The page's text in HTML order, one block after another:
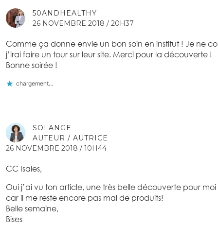
50ANDHEALTHY
26 NOVEMBRE 2018 / 20H37
Comme ça donne envie un bon soin en institut ! Je ne
j’irai faire un tour sur leur site. Merci pour la découverte !
Bonne soirée !
chargement…
SOLANGE
AUTEUR / AUTRICE
26 NOVEMBRE 2018 / 10H44
CC Isales,
Oui j’ai vu ton article, une très belle découverte pour
car il me reste encore pas mal de produits!
Belle semaine,
Bises